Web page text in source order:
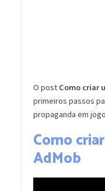
O post Como criar
primeiros passos
propaganda em
Como
AdMob